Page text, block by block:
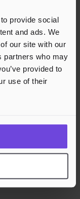
provide social
and ads. We
our site with our
partners who may
provided to
use of their